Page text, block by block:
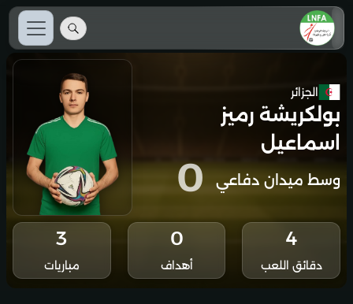
الجزائر
بولكريشة رميز
اسماعيل
وسط ميدان دفاعي 0
4
دقائق اللعب
0
أهداف
3
مباريات